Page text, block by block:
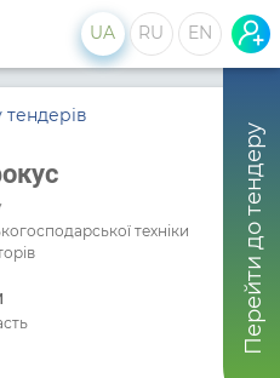
UA RU EN
Перейти до тендеру
техніки